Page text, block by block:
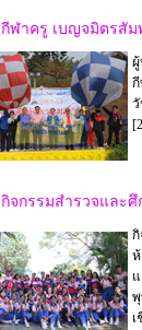
กีฬาครู เบญจมิตรสัม
ผู้
วั
กิจกรรมสำรวจและ
กิ